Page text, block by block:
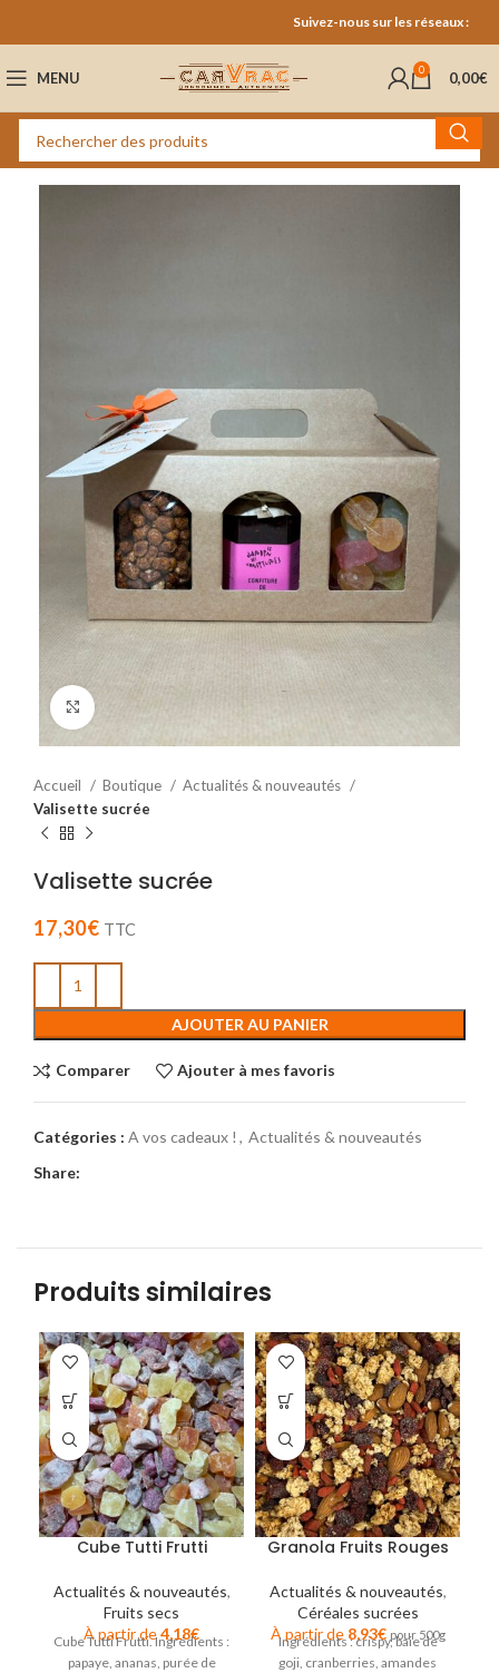
Suivez-nous sur les réseaux :
MENU 0 0,00€
Cliquez pour agrandir
Accueil Boutique
Actualités & nouveautés
Valisette sucrée
Valisette sucrée
17,30€ TTC
AJOUTER AU PANIER
Comparer Ajouter à mes favoris
Catégories : A vos cadeaux ! , Actualités & nouveautés
Share:
Produits similaires
Cube Tutti Frutti
Actualités & nouveautés,
Fruits secs
À partir de4,18€
Cube Tutti Frutti. Ingrédients :
papaye, ananas, purée de
Granola Fruits Rouges
Actualités & nouveautés,
Céréales sucrées
À partir de 8,93€ pour 500g
Ingrédients : crispy, baie de
goji, cranberries, amandes